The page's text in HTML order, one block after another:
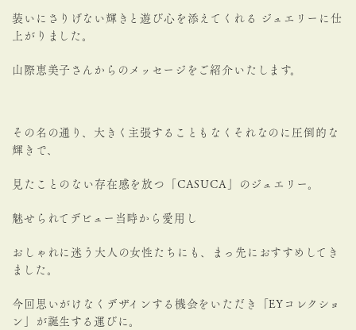
装いにさりげない輝きと遊び心を添えてくれる ジュエリーに仕
上がりました。
山際恵美子さんからのメッセージをご紹介いたします。
その名の通り、大きく主張することもなくそれなのに圧倒的な
輝きで、
見たことのない存在感を放つ「CASUCA」のジュエリー。
魅せられてデビュー当時から愛用し
おしゃれに迷う大人の女性たちにも、まっ先におすすめしてき
ました。
今回思いがけなくデザインする機会をいただき「EYコレクショ
ン」が誕生する運びに。